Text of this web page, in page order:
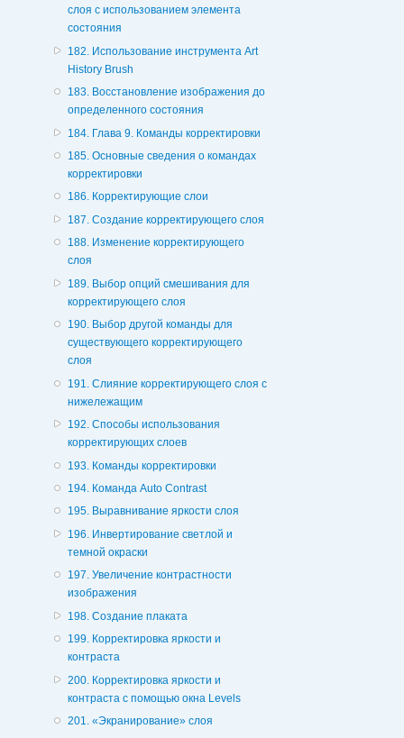
слоя с использованием элемента
состояния
182. Использование инструмента Art
History Brush
183. Восстановление изображения до
определенного состояния
184. Глава 9. Команды корректировки
185. Основные сведения о командах
корректировки
186. Корректирующие слои
187. Создание корректирующего слоя
188. Изменение корректирующего
слоя
189. Выбор опций смешивания для
корректирующего слоя
190. Выбор другой команды для
существующего корректирующего
слоя
191. Слияние корректирующего слоя с
нижележащим
192. Способы использования
корректирующих слоев
193. Команды корректировки
194. Команда Auto Contrast
195. Выравнивание яркости слоя
196. Инвертирование светлой и
темной окраски
197. Увеличение контрастности
изображения
198. Создание плаката
199. Корректировка яркости и
контраста
200. Корректировка яркости и
контраста с помощью окна Levels
201. «Экранирование» слоя